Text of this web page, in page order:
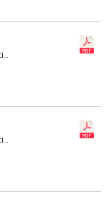
Commission Calendriers Compétitions Homologation
Commission Calendriers Compétitions Homologation